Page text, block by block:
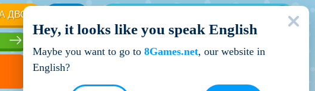
ДВОХ
Кращі ігри
Hey, it looks like you speak English
Maybe you want to go to 8Games.net, our website in
English?